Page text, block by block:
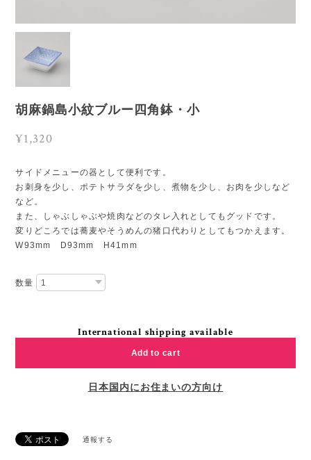
胡麻鍋島小紋ブルー四角鉢・小
¥1,320
サイドメニューの器として便利です。
お刺身を少し、ポテトサラダを少し、煮物を少し、お肉を少しなど
など。
また、しゃぶしゃぶや焼肉などのタレ入れとしてもグッドです。
変りどころでは蕎麦やそうめんの猪口代わりとしてもつかえます。
W93mm D93mm H41mm
数量
International shipping available
Add to cart
日本国内にお住まいの方向け
通報する